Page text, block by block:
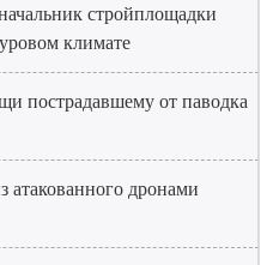
стройплощадки
климате
пострадавшему от паводка
атакованного дронами